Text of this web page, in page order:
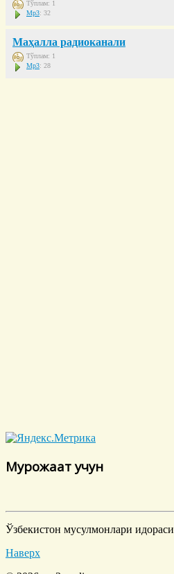
Тўплам: 1
Mp3: 32
Маҳалла радиоканали
Тўплам: 1
Mp3: 28
Мурожаат учун
Ўзбекистон мусулмонлари идораси
Наверх